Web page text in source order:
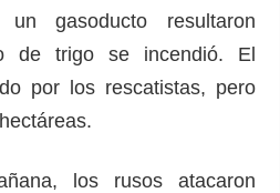
gasoducto resultaron
de trigo se incendió. El
por los rescatistas, pero
los rusos atacaron